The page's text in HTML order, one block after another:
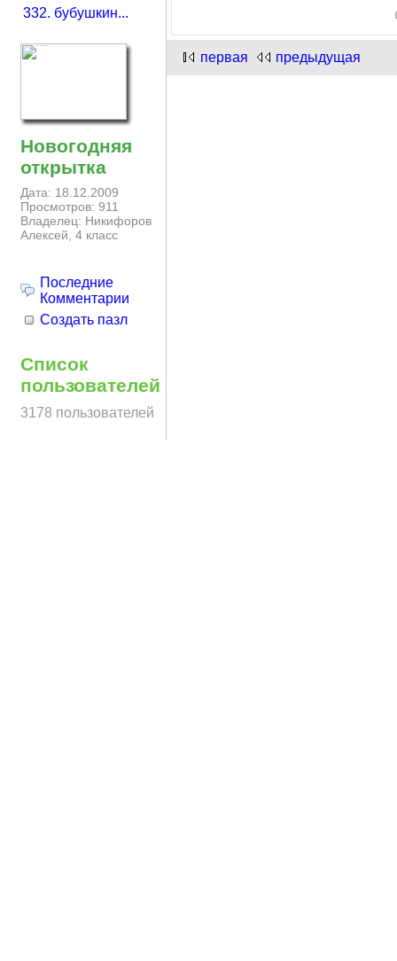
332. бубушкин...
Новогодняя
открытка
Дата: 18.12.2009
Просмотров: 911
Владелец: Никифоров
Алексей, 4 класс
Последние
Комментарии
Создать пазл
Список
пользователей
3178 пользователей
первая предыдущая